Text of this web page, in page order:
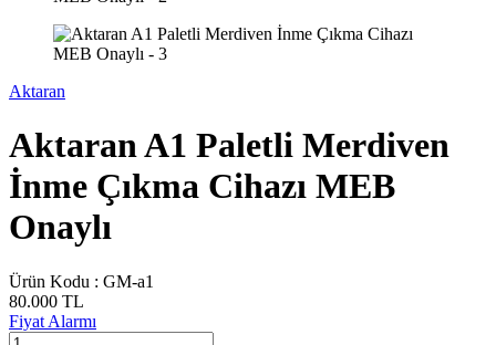
Aktaran
Aktaran A1 Paletli Merdiven
İnme Çıkma Cihazı MEB
Onaylı
Ürün Kodu : GM-a1
80.000 TL
Fiyat Alarmı